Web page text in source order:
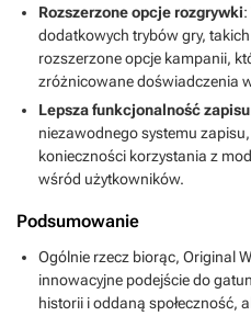
Rozszerzone opcje rozgrywki
dodatkowych trybów gry,
rozszerzone opcje kampanii,
zróżnicowane doświadczenia
Lepsza funkcjonalność zapisu
niezawodnego systemu
konieczności korzystania z
wśród użytkowników.
Podsumowanie
Ogólnie rzecz biorąc, Original
innowacyjne podejście do
historii i oddaną społeczność,